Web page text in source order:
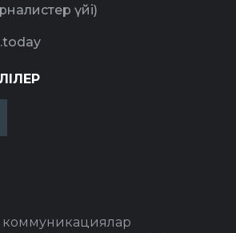
үйі)
коммуникациялар